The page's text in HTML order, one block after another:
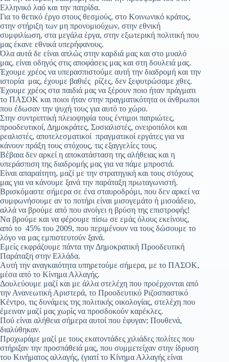
Ελληνικό λαό και την πατρίδα.
Για το θετικό έργο στους θεσμούς, στο Κοινωνικό κράτος,
στην στήριξη των μη προνομιούχων, στην εθνική
συμφιλίωση, στα μεγάλα έργα, στην εξωτερική πολιτική που
μας έκανε εθνικά υπερήφανους.
Όλα αυτά δε είναι απλώς στην καρδιά μας και στο μυαλό
μας, είναι οδηγός στις αποφάσεις μας και στη δουλειά μας.
Έχουμε χρέος να υπερασπιστούμε αυτή την διαδρομή και την
ιστορία μας, έχουμε βαθιές ρίζες, δεν ξεφυτρώσαμε χθες.
Έχουμε χρέος στα παιδιά μας να ξέρουν ποιο ήταν πράγματι
το ΠΑΣΟΚ και ποιοι ήταν στην πραγματικότητα οι άνθρωποι
που έδωσαν την ψυχή τους για αυτό το χώρο.
Στην συντριπτική πλειοψηφία τους έντιμοι πατριώτες,
προοδευτικοί, Δημοκράτες, Σοσιαλιστές, ονειροπόλοι και
ρεαλιστές, αποτελεσματικοί πραγματικοί εργάτες για να
κάνουν πράξη τους στόχους, τις εξαγγελίες τους.
Βέβαια δεν αρκεί η αποκατάσταση της αλήθειας και η
υπεράσπιση της διαδρομής μας για να πάμε μπροστά.
Είναι απαραίτητη, μαζί με την στρατηγική και τους στόχους
μας για να κάνουμε ξανά την παράταξη πρωταγωνιστή.
Βρισκόμαστε σήμερα σε ένα σταυροδρόμι, που δεν αρκεί να
συμφωνήσουμε αν το ποτήρι είναι μισογεμάτο ή μισοάδειο,
αλλά να βρούμε από που ανοίγει η βρύση της επιστροφής!
Να βρούμε και να φέρουμε πίσω σε εμάς όλους εκείνους,
από το 45% του 2009, που περιμένουν να τους δώσουμε το
λόγο να μας εμπιστευτούν ξανά.
Εμείς εκφράζουμε πάντα την Δημοκρατική Προοδευτική
Παράταξη στην Ελλάδα.
Αυτή την αναγκαιότητα υπηρετούμε σήμερα, με το ΠΑΣΟΚ,
μέσα από το Κίνημα Αλλαγής.
Δουλεύουμε μαζί και με άλλα στελέχη που προέρχονται από
την Ανανεωτική Αριστερά, το Προοδευτικό Ριζοσπαστικό
Κέντρο, τις δυνάμεις της πολιτικής οικολογίας, στελέχη που
έμειναν μαζί μας χωρίς να προσδοκούν καρέκλες.
Πού είναι αλήθεια σήμερα αυτοί που έφυγαν; Πουθενά,
διαλύθηκαν.
Προχωράμε μαζί με τους εκατοντάδες χιλιάδες πολίτες που
στήριξαν την προσπάθειά μας, που συμμετείχαν στην ίδρυση
του Κινήματος αλλαγής, (γιατί το Κίνημα Αλλαγής είναι